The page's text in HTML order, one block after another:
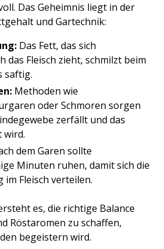
Das Geheimnis liegt in der
und Gartechnik:
Das Fett, das sich
das Fleisch zieht, schmilzt beim
saftig.
Methoden wie
oder Schmoren sorgen
zerfällt und das
wird.
dem Garen sollte
Minuten ruhen, damit sich die
im Fleisch verteilen.
es, die richtige Balance
Röstaromen zu schaffen,
begeistern wird.